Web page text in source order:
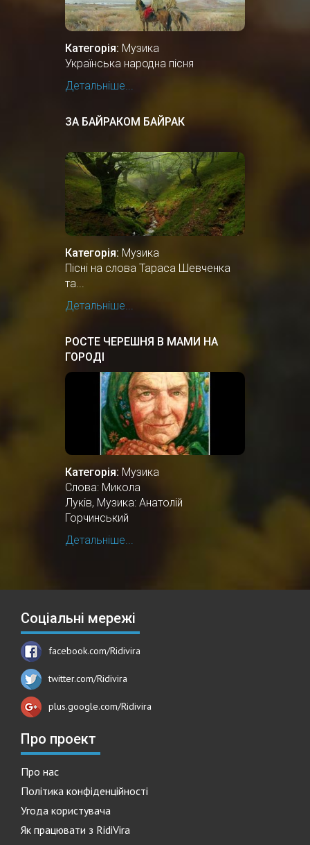
Категорія: Музика
Українська народна пісня
Детальніше...
ЗА БАЙРАКОМ БАЙРАК
Категорія: Музика
Пісні на слова Тараса Шевченка
та...
Детальніше...
РОСТЕ ЧЕРЕШНЯ В МАМИ НА
ГОРОДІ
Категорія: Музика
Слова: Микола
Луків, Музика: Анатолій
Горчинський
Детальніше...
Соціальні мережі
facebook.com/Ridivira
twitter.com/Ridivira
plus.google.com/Ridivira
Про проект
Про нас
Політика конфіденційності
Угода користувача
Як працювати з RidiVira